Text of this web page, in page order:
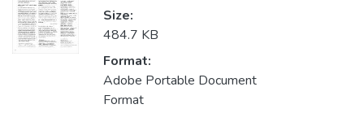
Size:
484.7 KB
Format:
Adobe Portable Document
Format